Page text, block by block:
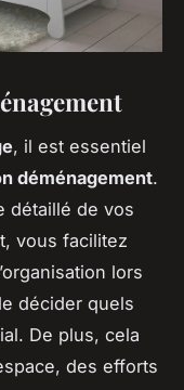
, il est essentiel
déménagement.
détaillé de vos
vous facilitez
lors
décider quels
De plus, cela
des efforts